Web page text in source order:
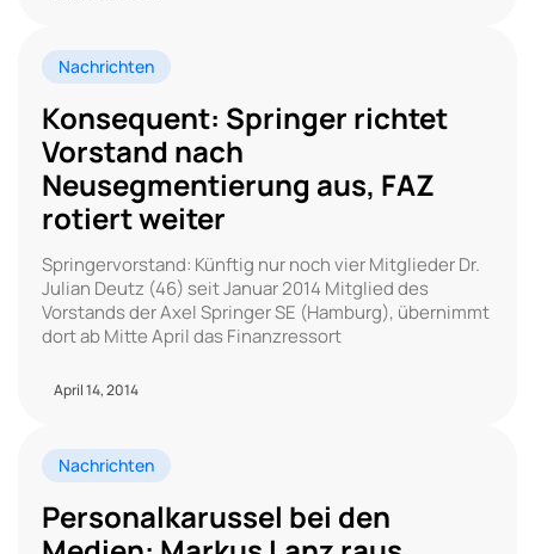
Nachrichten
Konsequent: Springer richtet
Vorstand nach
Neusegmentierung aus, FAZ
rotiert weiter
Springervorstand: Künftig nur noch vier Mitglieder Dr.
Julian Deutz (46) seit Januar 2014 Mitglied des
Vorstands der Axel Springer SE (Hamburg), übernimmt
dort ab Mitte April das Finanzressort
April 14, 2014
Nachrichten
Personalkarussel bei den